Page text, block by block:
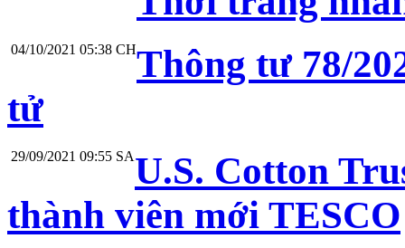
04/10/2021 05:38 CHThông tư 78/
tử
29/09/2021 09:55 SAU.S. Cotton
thành viên mới TESCO